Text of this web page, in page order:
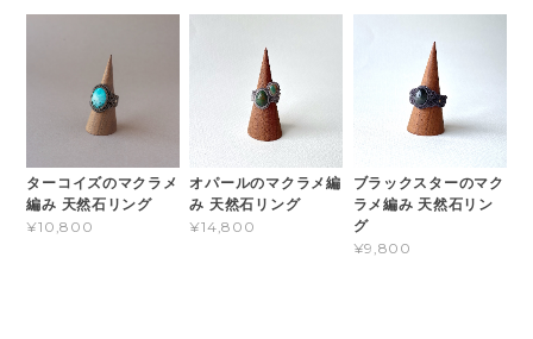
ターコイズのマクラメ
編み 天然石リング
¥10,800
オパールのマクラメ編
み 天然石リング
¥14,800
ブラックスターのマク
ラメ編み 天然石リン
グ
¥9,800